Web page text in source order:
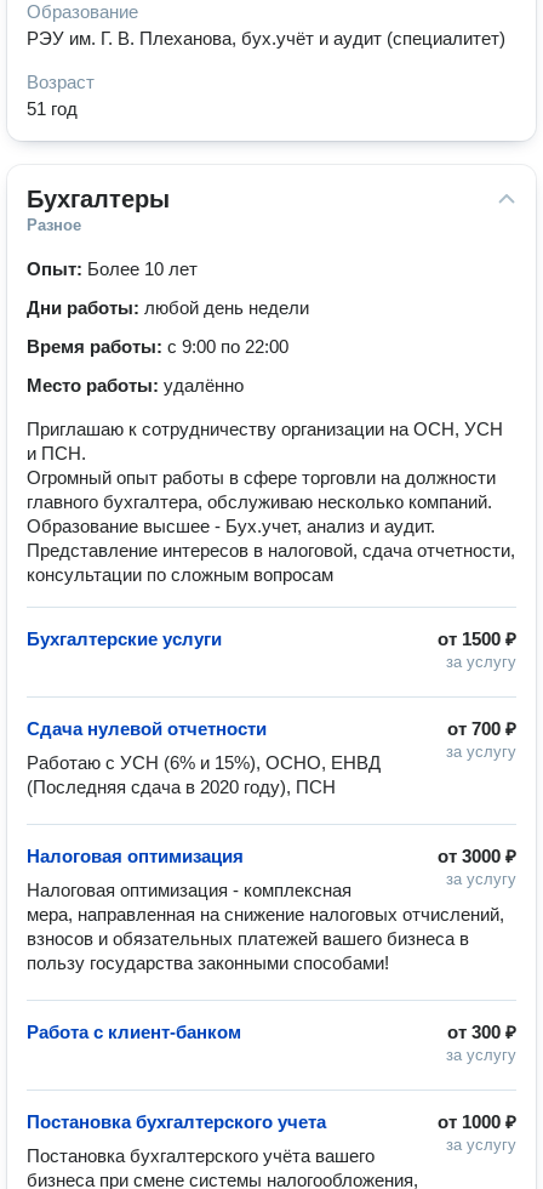
Образование
РЭУ им. Г. В. Плеханова, бух.учёт и аудит (специалитет)
Возраст
51 год
Бухгалтеры
Разное
Опыт: Более 10 лет
Дни работы: любой день недели
Время работы: с 9:00 по 22:00
Место работы: удалённо
Приглашаю к сотрудничеству организации на ОСН, УСН
и ПСН.
Огромный опыт работы в сфере торговли на должности
главного бухгалтера, обслуживаю несколько компаний.
Образование высшее - Бух.учет, анализ и аудит.
Представление интересов в налоговой, сдача отчетности,
консультации по сложным вопросам
от 1500 ₽
за услугу
Бухгалтерские услуги
от 700 ₽
за услугу
Сдача нулевой отчетности
Работаю с УСН (6% и 15%), ОСНО, ЕНВД
(Последняя сдача в 2020 году), ПСН
от 3000 ₽
за услугу
Налоговая оптимизация
Налоговая оптимизация - комплексная
мера, направленная на снижение налоговых отчислений,
взносов и обязательных платежей вашего бизнеса в
пользу государства законными способами!
от 300 ₽
за услугу
Работа с клиент-банком
от 1000 ₽
за услугу
Постановка бухгалтерского учета
Постановка бухгалтерского учёта вашего
бизнеса при смене системы налогообложения,